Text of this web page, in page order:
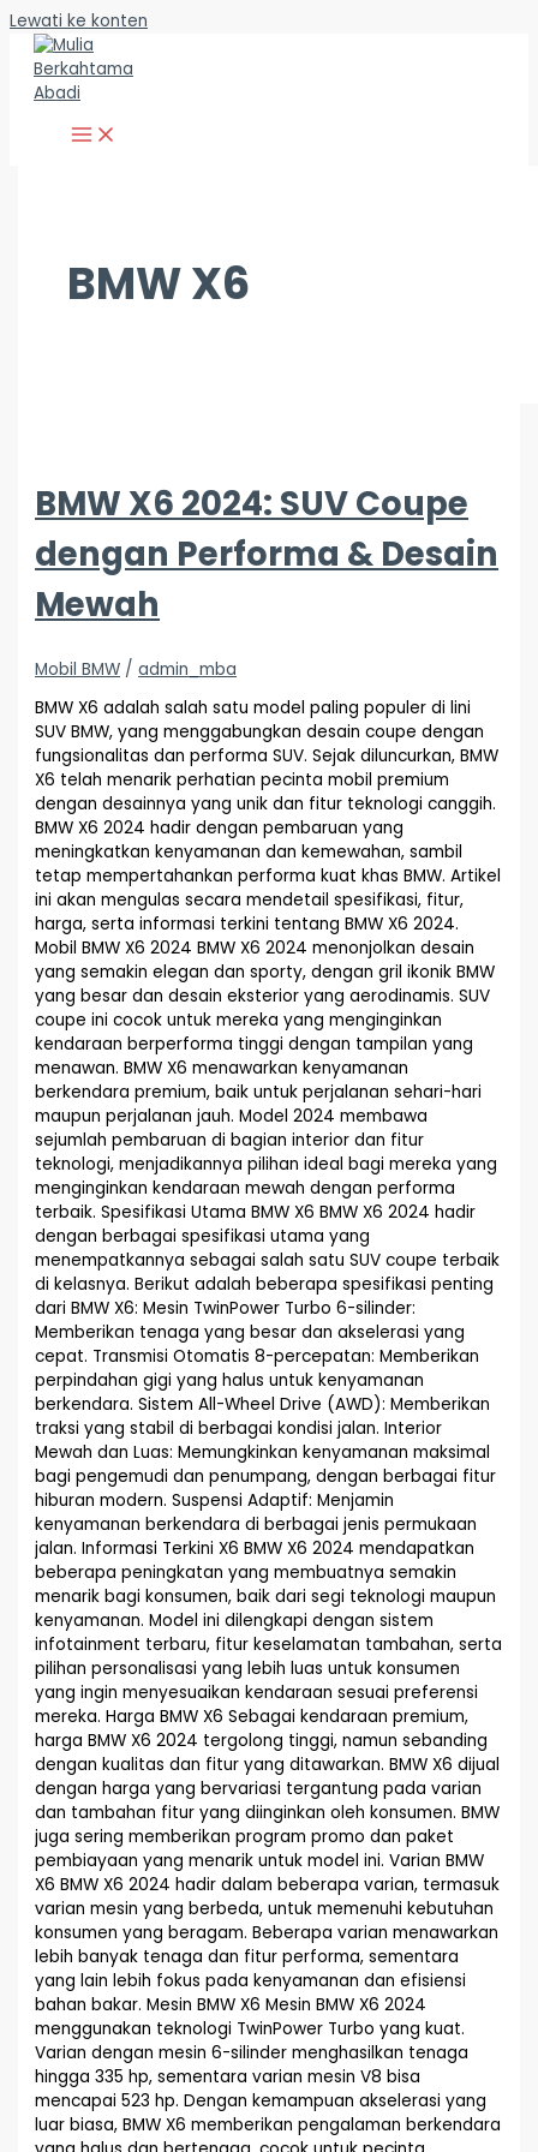
Lewati ke konten
BMW X6
BMW X6 2024: SUV Coupe
dengan Performa & Desain
Mewah
Mobil BMW /admin_mba
BMW X6 adalah salah satu model paling populer di lini
SUV BMW, yang menggabungkan desain coupe dengan
fungsionalitas dan performa SUV. Sejak diluncurkan, BMW
X6 telah menarik perhatian pecinta mobil premium
dengan desainnya yang unik dan fitur teknologi canggih.
BMW X6 2024 hadir dengan pembaruan yang
meningkatkan kenyamanan dan kemewahan, sambil
tetap mempertahankan performa kuat khas BMW. Artikel
ini akan mengulas secara mendetail spesifikasi, fitur,
harga, serta informasi terkini tentang BMW X6 2024.
Mobil BMW X6 2024 BMW X6 2024 menonjolkan desain
yang semakin elegan dan sporty, dengan gril ikonik BMW
yang besar dan desain eksterior yang aerodinamis. SUV
coupe ini cocok untuk mereka yang menginginkan
kendaraan berperforma tinggi dengan tampilan yang
menawan. BMW X6 menawarkan kenyamanan
berkendara premium, baik untuk perjalanan sehari-hari
maupun perjalanan jauh. Model 2024 membawa
sejumlah pembaruan di bagian interior dan fitur
teknologi, menjadikannya pilihan ideal bagi mereka yang
menginginkan kendaraan mewah dengan performa
terbaik. Spesifikasi Utama BMW X6 BMW X6 2024 hadir
dengan berbagai spesifikasi utama yang
menempatkannya sebagai salah satu SUV coupe terbaik
di kelasnya. Berikut adalah beberapa spesifikasi penting
dari BMW X6: Mesin TwinPower Turbo 6-silinder:
Memberikan tenaga yang besar dan akselerasi yang
cepat. Transmisi Otomatis 8-percepatan: Memberikan
perpindahan gigi yang halus untuk kenyamanan
berkendara. Sistem All-Wheel Drive (AWD): Memberikan
traksi yang stabil di berbagai kondisi jalan. Interior
Mewah dan Luas: Memungkinkan kenyamanan maksimal
bagi pengemudi dan penumpang, dengan berbagai fitur
hiburan modern. Suspensi Adaptif: Menjamin
kenyamanan berkendara di berbagai jenis permukaan
jalan. Informasi Terkini X6 BMW X6 2024 mendapatkan
beberapa peningkatan yang membuatnya semakin
menarik bagi konsumen, baik dari segi teknologi maupun
kenyamanan. Model ini dilengkapi dengan sistem
infotainment terbaru, fitur keselamatan tambahan, serta
pilihan personalisasi yang lebih luas untuk konsumen
yang ingin menyesuaikan kendaraan sesuai preferensi
mereka. Harga BMW X6 Sebagai kendaraan premium,
harga BMW X6 2024 tergolong tinggi, namun sebanding
dengan kualitas dan fitur yang ditawarkan. BMW X6 dijual
dengan harga yang bervariasi tergantung pada varian
dan tambahan fitur yang diinginkan oleh konsumen. BMW
juga sering memberikan program promo dan paket
pembiayaan yang menarik untuk model ini. Varian BMW
X6 BMW X6 2024 hadir dalam beberapa varian, termasuk
varian mesin yang berbeda, untuk memenuhi kebutuhan
konsumen yang beragam. Beberapa varian menawarkan
lebih banyak tenaga dan fitur performa, sementara
yang lain lebih fokus pada kenyamanan dan efisiensi
bahan bakar. Mesin BMW X6 Mesin BMW X6 2024
menggunakan teknologi TwinPower Turbo yang kuat.
Varian dengan mesin 6-silinder menghasilkan tenaga
hingga 335 hp, sementara varian mesin V8 bisa
mencapai 523 hp. Dengan kemampuan akselerasi yang
luar biasa, BMW X6 memberikan pengalaman berkendara